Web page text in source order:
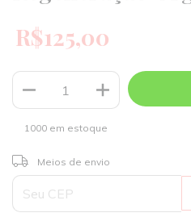
R$125,00
1000em estoque
Entregas para o CEP:
Meios de envio